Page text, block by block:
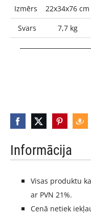
Informācija
Visas produktu
ar PVN 21%.
Cenā netiek
Izmērs
22x34x76 cm
Svars
7,7 kg